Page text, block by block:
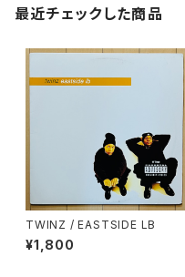
最近チェックした商品
TWINZ / EASTSIDE LB
¥1,800